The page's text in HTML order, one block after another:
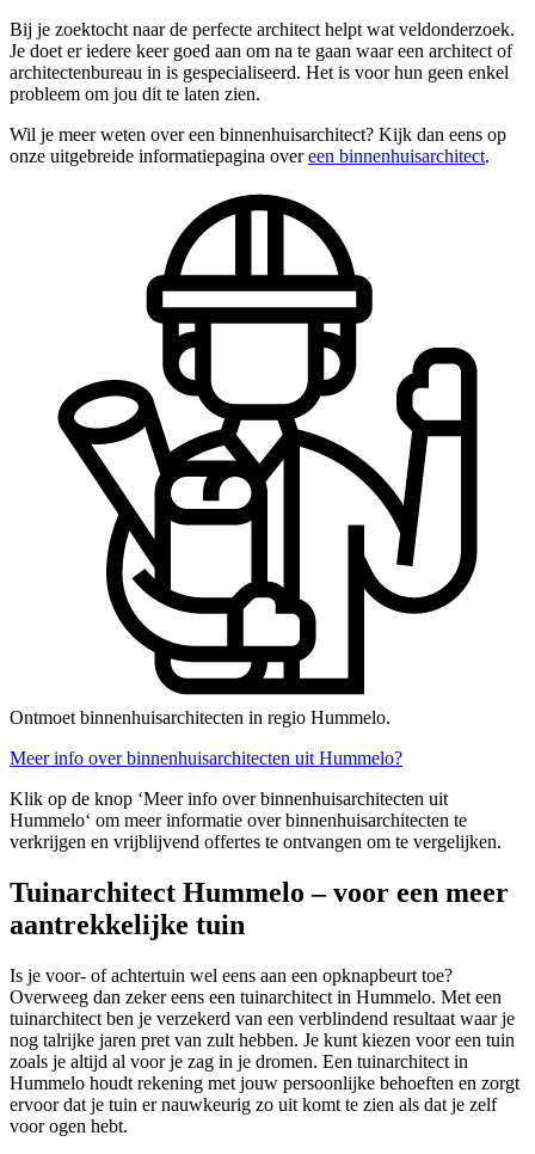
Bij je zoektocht naar de perfecte architect helpt wat veldonderzoek.
Je doet er iedere keer goed aan om na te gaan waar een architect of
architectenbureau in is gespecialiseerd. Het is voor hun geen enkel
probleem om jou dit te laten zien.
Wil je meer weten over een binnenhuisarchitect? Kijk dan eens op
onze uitgebreide informatiepagina overeen binnenhuisarchitect.
Ontmoet binnenhuisarchitecten in regio Hummelo.
Meer info over binnenhuisarchitecten uit Hummelo?
Klik op de knop ‘Meer info over binnenhuisarchitecten uit
Hummelo‘ om meer informatie over binnenhuisarchitecten te
verkrijgen en vrijblijvend offertes te ontvangen om te vergelijken.
Tuinarchitect Hummelo – voor een meer
aantrekkelijke tuin
Is je voor- of achtertuin wel eens aan een opknapbeurt toe?
Overweeg dan zeker eens een tuinarchitect in Hummelo. Met een
tuinarchitect ben je verzekerd van een verblindend resultaat waar je
nog talrijke jaren pret van zult hebben. Je kunt kiezen voor een tuin
zoals je altijd al voor je zag in je dromen. Een tuinarchitect in
Hummelo houdt rekening met jouw persoonlijke behoeften en zorgt
ervoor dat je tuin er nauwkeurig zo uit komt te zien als dat je zelf
voor ogen hebt.